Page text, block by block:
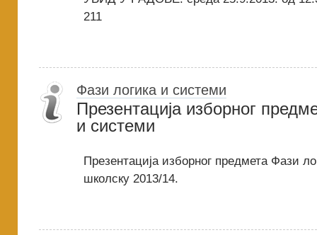
211
Фази логика и системи
Презентација изборног
и системи
Презентација изборног предмета Фази
школску 2013/14.